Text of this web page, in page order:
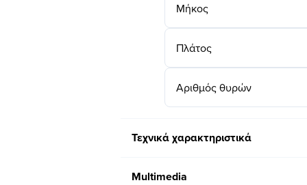
Μήκος
Πλάτος
Αριθμός θυρών
Τεχνικά χαρακτηριστικά
Multimedia